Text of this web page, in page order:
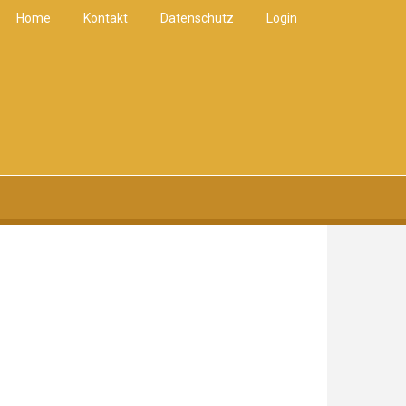
Home Kontakt Datenschutz Login